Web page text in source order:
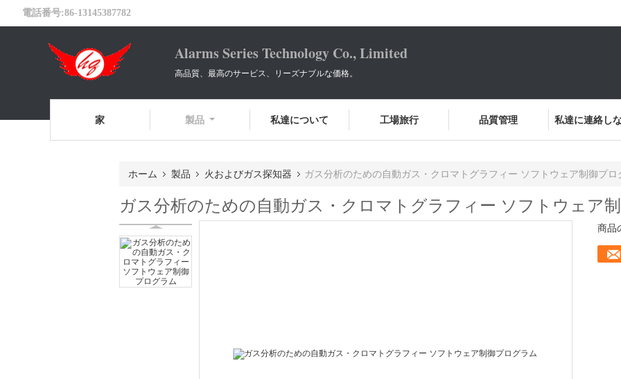
電話番号:86-13145387782
Alarms Series Technology Co., Limited
高品質、最高のサービス、リーズナブルな価格。
家 製品 私達について 工場旅行 品質管理 私達に連絡し
ホーム 製品 火およびガス探知器 ガス分析のための自動ガス・クロマトグラフィー ソフトウェア制御プロ
ガス分析のための自動ガス・クロマトグラフィー ソフトウェア
商品